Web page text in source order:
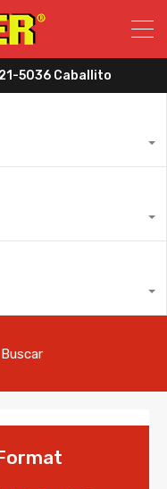
5036 Caballito
Buscar